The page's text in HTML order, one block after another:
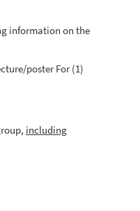
information on the
poster For (1)
including